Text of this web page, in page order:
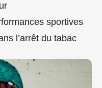
sportives
l’arrêt du tabac